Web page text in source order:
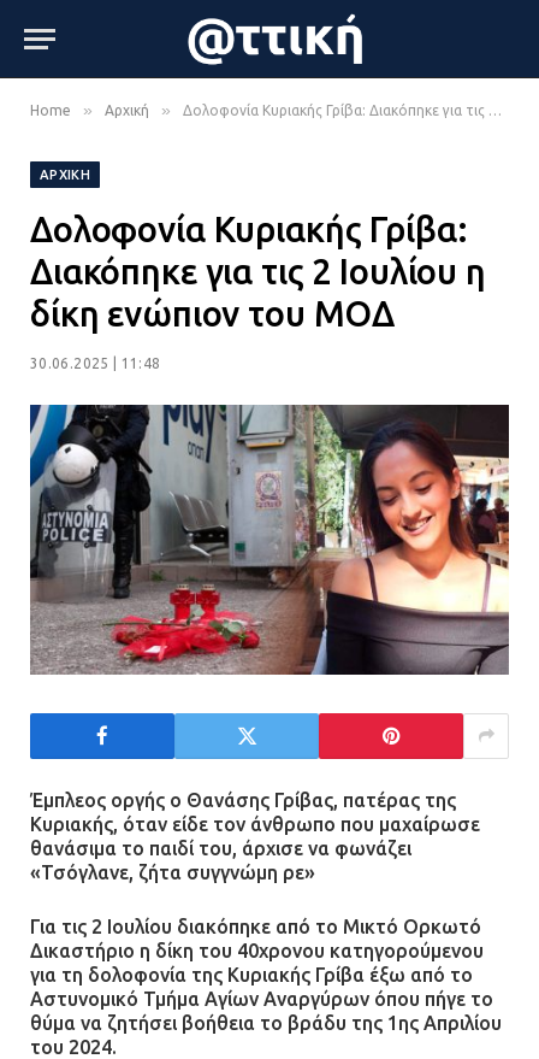
Home » Αρχική » Δολοφονία Κυριακής Γρίβα: Διακόπηκε για τις 2 Ιουλίου η δίκη ενώπιον του ΜΟΔ
ΑΡΧΙΚΉ
Δολοφονία Κυριακής Γρίβα:
Διακόπηκε για τις 2 Ιουλίου η
δίκη ενώπιον του ΜΟΔ
30.06.2025 | 11:48
Έμπλεος οργής ο Θανάσης Γρίβας, πατέρας της
Κυριακής, όταν είδε τον άνθρωπο που μαχαίρωσε
θανάσιμα το παιδί του, άρχισε να φωνάζει
«Τσόγλανε, ζήτα συγγνώμη ρε»
Για τις 2 Ιουλίου διακόπηκε από το Μικτό Ορκωτό
Δικαστήριο η δίκη του 40χρονου κατηγορούμενου
για τη δολοφονία της Κυριακής Γρίβα έξω από το
Αστυνομικό Τμήμα Αγίων Αναργύρων όπου πήγε το
θύμα να ζητήσει βοήθεια το βράδυ της 1ης Απριλίου
του 2024.